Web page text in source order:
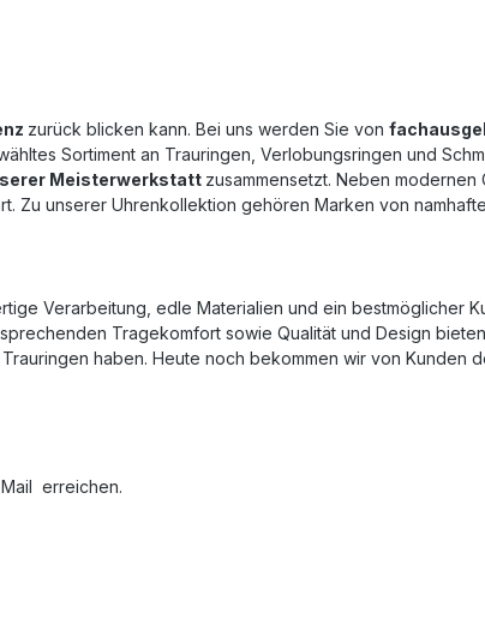
zurück blicken kann. Bei uns werden Sie von
Sortiment an Trauringen, Verlobungsringen und
Meisterwerkstatt zusammensetzt. Neben
Zu unserer Uhrenkollektion gehören Marken von
Verarbeitung, edle Materialien und ein bestmöglicher
Tragekomfort sowie Qualität und Design
haben. Heute noch bekommen wir von Kunden
erreichen.